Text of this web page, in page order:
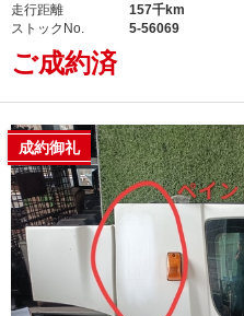
走行距離
157千km
ストックNo.
5-56069
ご成約済
成約御礼